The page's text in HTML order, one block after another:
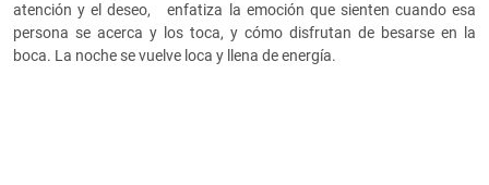
atención y el deseo, enfatiza la emoción que sienten cuando esa
persona se acerca y los toca, y cómo disfrutan de besarse en la
boca. La noche se vuelve loca y llena de energía.